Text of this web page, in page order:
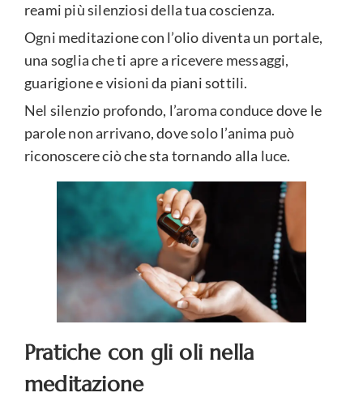
reami più silenziosi della tua coscienza.
Ogni meditazione con l’olio diventa un portale,
una soglia che ti apre a ricevere messaggi,
guarigione e visioni da piani sottili.
Nel silenzio profondo, l’aroma conduce dove le
parole non arrivano, dove solo l’anima può
riconoscere ciò che sta tornando alla luce.
Pratiche con gli oli nella
meditazione